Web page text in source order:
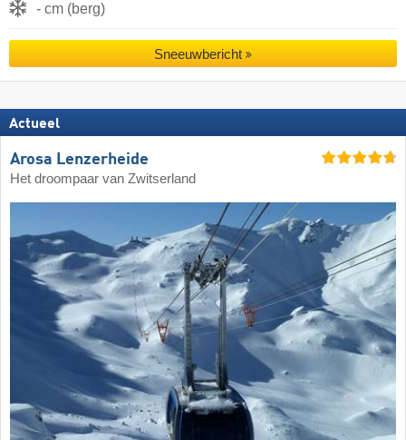
- cm (berg)
Sneeuwbericht
Actueel
Arosa Lenzerheide
Het droompaar van Zwitserland